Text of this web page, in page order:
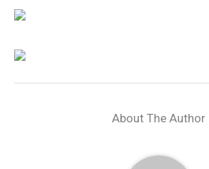
About The Author